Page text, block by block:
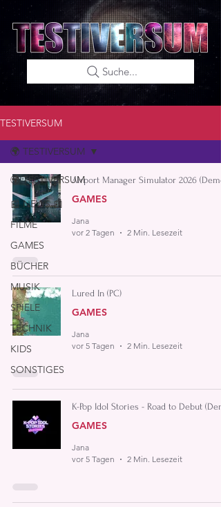
Suche...
TESTIVERSUM
🌍 TESTIVERSUM
📰 NEWS 📰
FILME
GAMES
BÜCHER
MUSIK
SPIELE
TECHNIK
KIDS
SONSTIGES
🌍 TESTIVERSUM
Airport Manager Simulator 2026
GAMES
Jana
vor 2 Tagen
2 Min. Lesezeit
Lured In (PC)
GAMES
Jana
vor 5 Tagen
2 Min. Lesezeit
K-Pop Idol Stories - Road to Debut
GAMES
Jana
vor 5 Tagen
2 Min. Lesezeit